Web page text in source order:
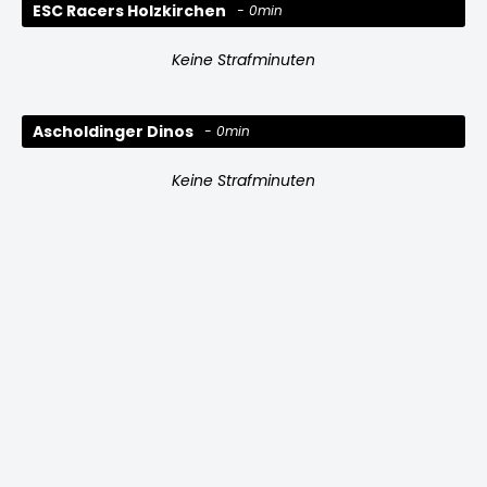
ESC Racers Holzkirchen 0min
Keine Strafminuten
Ascholdinger Dinos 0min
Keine Strafminuten